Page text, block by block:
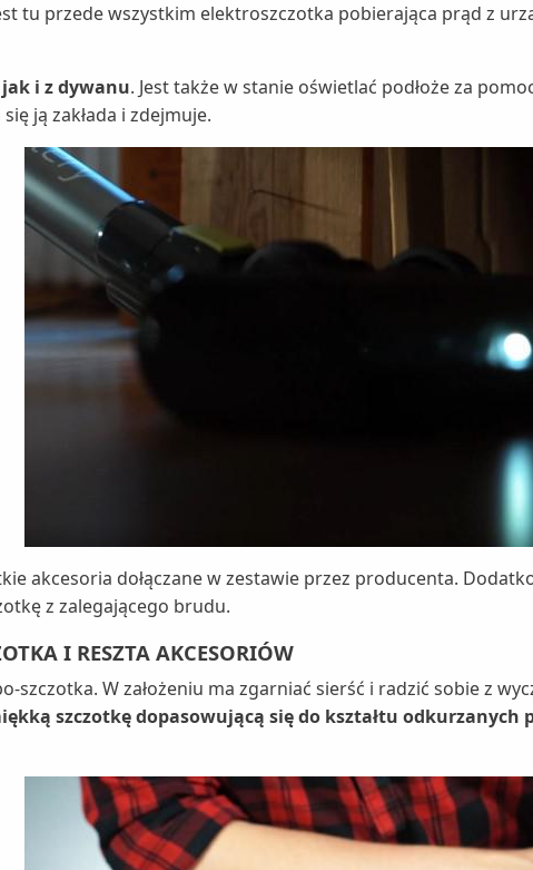
tu przede wszystkim elektroszczotka pobierająca prąd z
i z dywanu. Jest także w stanie oświetlać podłoże za
ją zakłada i zdejmuje.
akcesoria dołączane w zestawie przez producenta.
z zalegającego brudu.
I RESZTA AKCESORIÓW
szczotka. W założeniu ma zgarniać sierść i radzić sobie z
szczotkę dopasowującą się do kształtu odkurzanych